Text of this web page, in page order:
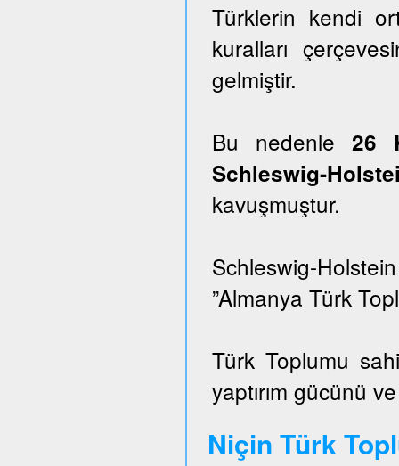
Türklerin kendi
kuralları
gelmiştir.
Bu nedenle26
Schleswig-
kavuşmuştur.
Schleswig-
”Almanya Türk
Türk Toplumu
yaptırım gücünü
Niçin Türk